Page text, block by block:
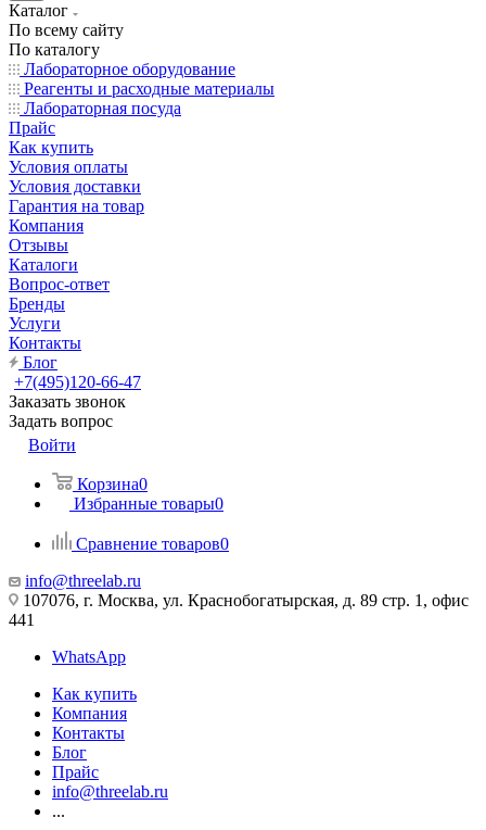
Каталог
По всему сайту
По каталогу
Лабораторное оборудование
Реагенты и расходные материалы
Лабораторная посуда
Прайс
Как купить
Условия оплаты
Условия доставки
Гарантия на товар
Компания
Отзывы
Каталоги
Вопрос-ответ
Бренды
Услуги
Контакты
Блог
+7(495)120-66-47
Заказать звонок
Задать вопрос
Войти
Корзина0
Избранные товары0
Сравнение товаров0
info@threelab.ru
107076, г. Москва, ул. Краснобогатырская, д. 89 стр. 1, офис
441
WhatsApp
Как купить
Компания
Контакты
Блог
Прайс
info@threelab.ru
...